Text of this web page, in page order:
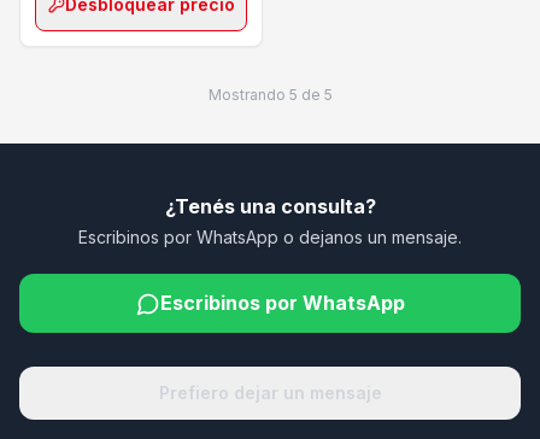
Desbloquear precio
Mostrando 5 de 5
¿Tenés una consulta?
Escribinos por WhatsApp o dejanos un mensaje.
Escribinos por WhatsApp
Prefiero dejar un mensaje